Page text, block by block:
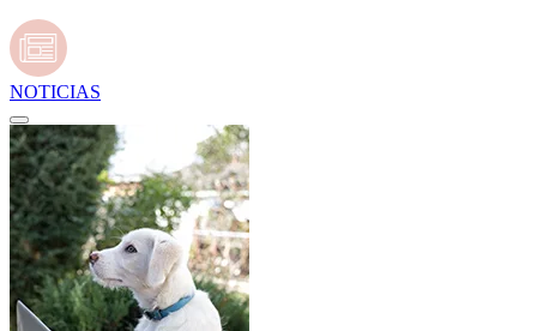
NOTICIAS